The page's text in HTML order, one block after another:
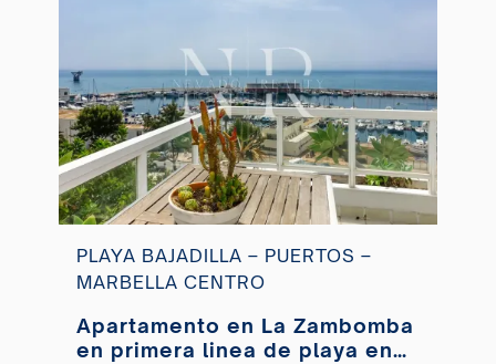
PLAYA BAJADILLA – PUERTOS –
MARBELLA CENTRO
Apartamento en La Zambomba
en primera linea de playa en